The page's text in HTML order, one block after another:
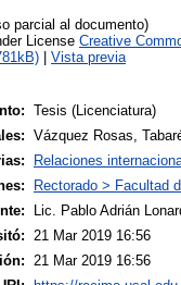
parcial al documento)
License Creative
Vista previa
Tesis (Licenciatura)
Vázquez Rosas,
Relaciones
Rectorado > Facultad
Lic. Pablo Adrián
21 Mar 2019 16:56
21 Mar 2019 16:56